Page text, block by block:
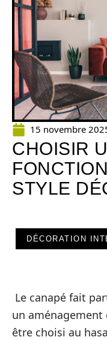
15 novembre
CHOISIR
STYLE
DÉCORATION
Le canapé fait
un aménagement
être choisi au